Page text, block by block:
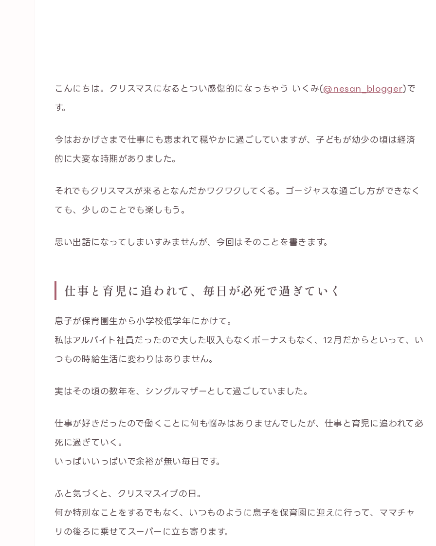
こんにちは。クリスマスになるとつい感傷的になっちゃう いくみ(@nesan_blogger)で
す。
今はおかげさまで仕事にも恵まれて穏やかに過ごしていますが、子どもが幼少の頃は経済
的に大変な時期がありました。
それでもクリスマスが来るとなんだかワクワクしてくる。ゴージャスな過ごし方ができなく
ても、少しのことでも楽しもう。
思い出話になってしまいすみませんが、今回はそのことを書きます。
仕事と育児に追われて、毎日が必死で過ぎていく
息子が保育園生から小学校低学年にかけて。
私はアルバイト社員だったので大した収入もなくボーナスもなく、12月だからといって、い
つもの時給生活に変わりはありません。
実はその頃の数年を、シングルマザーとして過ごしていました。
仕事が好きだったので働くことに何も悩みはありませんでしたが、仕事と育児に追われて必
死に過ぎていく。
いっぱいいっぱいで余裕が無い毎日です。
ふと気づくと、クリスマスイブの日。
何か特別なことをするでもなく、いつものように息子を保育園に迎えに行って、ママチャ
リの後ろに乗せてスーパーに立ち寄ります。